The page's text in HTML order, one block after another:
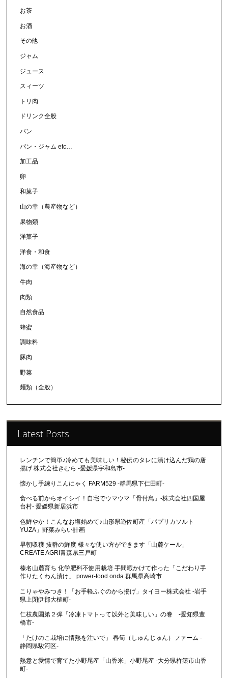
お茶
お酒
その他
ジャム
ジュース
スィーツ
トリ肉
ドリンク全般
パン
パン・ジャム etc…
加工品
卵
和菓子
山の幸（農産物など）
果物類
洋菓子
洋食・和食
海の幸（海産物など）
牛肉
肉類
自然食品
蜂蜜
調味料
豚肉
野菜
麺類（全般）
Latest Posts
レンチンで簡単♪冷めても美味しい！秘伝のタレに漬け込んだ鶏の唐
揚げ 株式会社きむら -愛媛県宇和島市-
懐かし手練りこんにゃく FARM529 -群馬県下仁田町-
食べる前からオイシイ！自宅でウマウマ「骨付鳥」-株式会社四国屋
台村- 愛媛県新居浜市
色鮮やか！こんなお塩始めて♪山形県遊佐町産「パプリカソルト
YUZA」野菜みらい計画
早朝収穫 抜群の鮮度 様々な使い方ができます「山麓ケール」
CREATE AGRI青森県三戸町
榛名山麓育ち 化学肥料不使用栽培 手間暇かけて作った「こだわり手
作りたくわん漬け」 power-food onda 群馬県高崎市
こりゃやみつき！「お手軽ふぐのから揚げ」タイヨー株式会社 -岩手
県上閉伊郡大槌町-
仁枝農園第２弾「冷凍トマトって以外と美味しい」の巻 -愛知県豊
橋市-
「たけのこ栽培に情熱を注いで」 春筍（しゅんじゅん）ファーム -
静岡県駿河区-
熱意と愛情で育てた小野尾産「山香米」小野尾産 -大分県杵築市山香
町-